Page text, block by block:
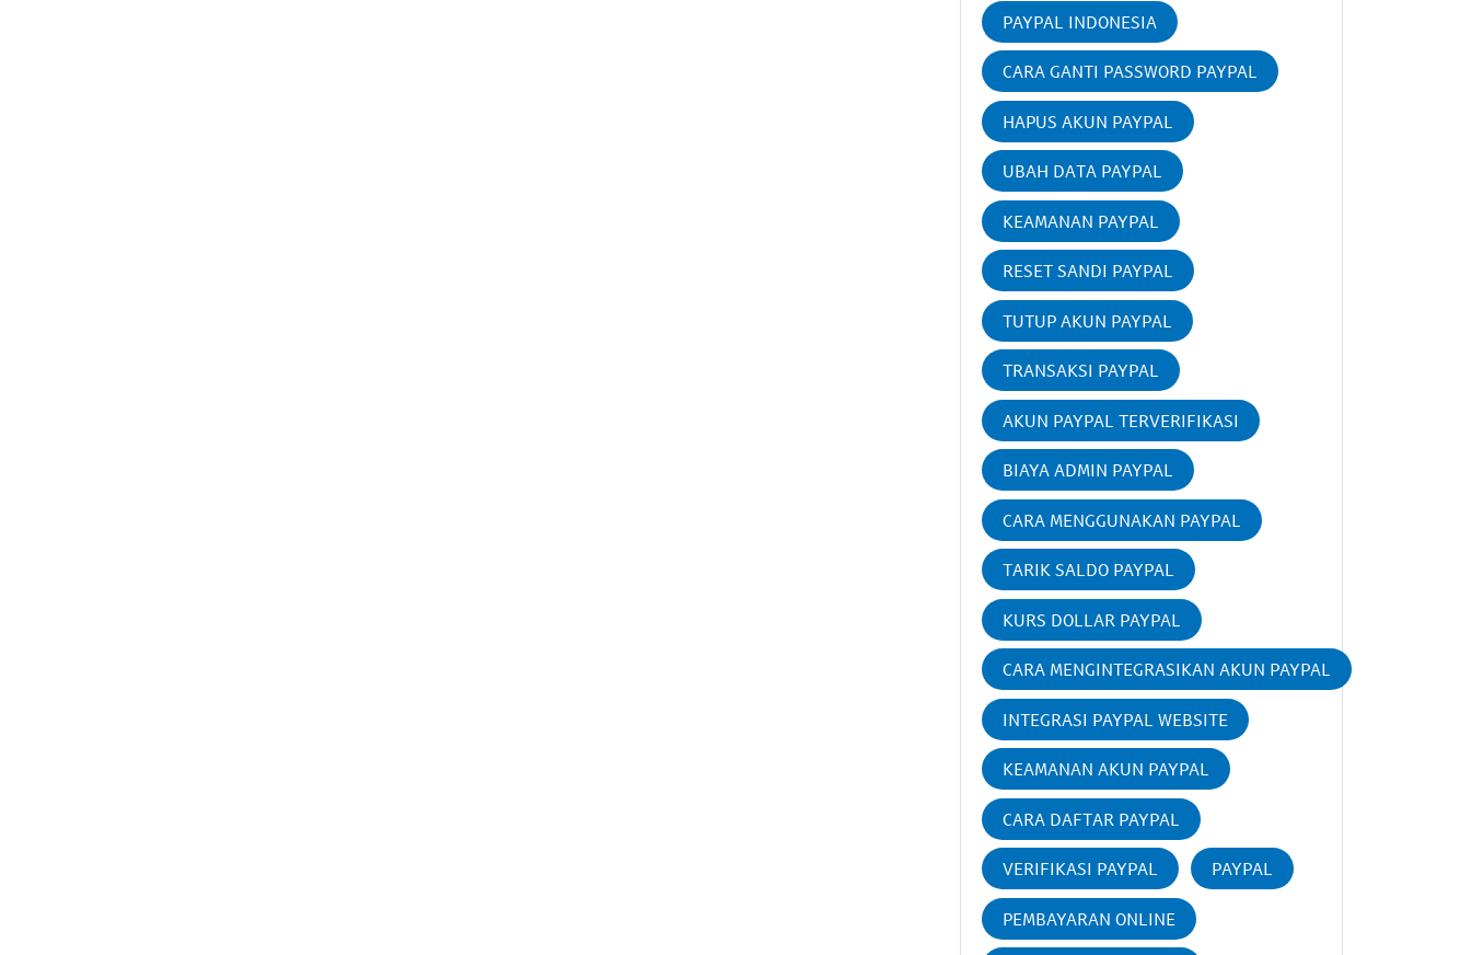
PAYPAL INDONESIA
CARA GANTI PASSWORD PAYPAL
HAPUS AKUN PAYPAL
UBAH DATA PAYPAL
KEAMANAN PAYPAL
RESET SANDI PAYPAL
TUTUP AKUN PAYPAL
TRANSAKSI PAYPAL
AKUN PAYPAL TERVERIFIKASI
BIAYA ADMIN PAYPAL
CARA MENGGUNAKAN PAYPAL
TARIK SALDO PAYPAL
KURS DOLLAR PAYPAL
CARA MENGINTEGRASIKAN AKUN PAYPAL
INTEGRASI PAYPAL WEBSITE
KEAMANAN AKUN PAYPAL
CARA DAFTAR PAYPAL
VERIFIKASI PAYPAL PAYPAL
PEMBAYARAN ONLINE